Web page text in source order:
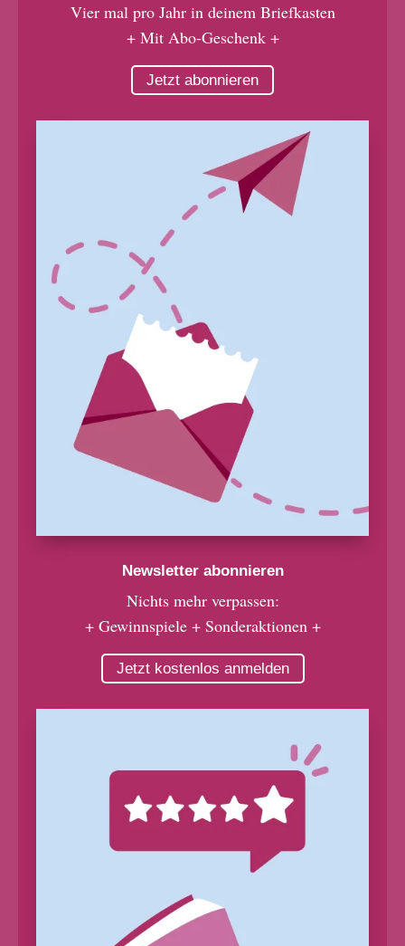
Vier mal pro Jahr in deinem Briefkasten
+ Mit Abo-Geschenk +
Jetzt abonnieren
Newsletter abonnieren
Nichts mehr verpassen:
+ Gewinnspiele + Sonderaktionen +
Jetzt kostenlos anmelden